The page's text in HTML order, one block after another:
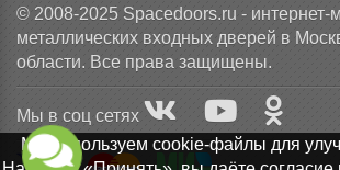
© 2008-2025 Spacedoors.ru - интернет-
металлических входных дверей в
области. Все права защищены.
Мы в соц сетях
Мы используем cookie-файлы для